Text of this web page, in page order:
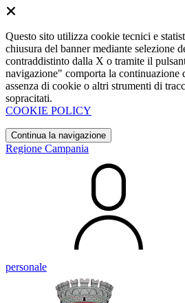
Questo sito utilizza cookie tecnici e
chiusura del banner mediante selezione
contraddistinto dalla X o tramite il
navigazione" comporta la continuazione
assenza di cookie o altri strumenti di
sopracitati.
COOKIE POLICY
Continua la navigazione
Regione Campania
personale